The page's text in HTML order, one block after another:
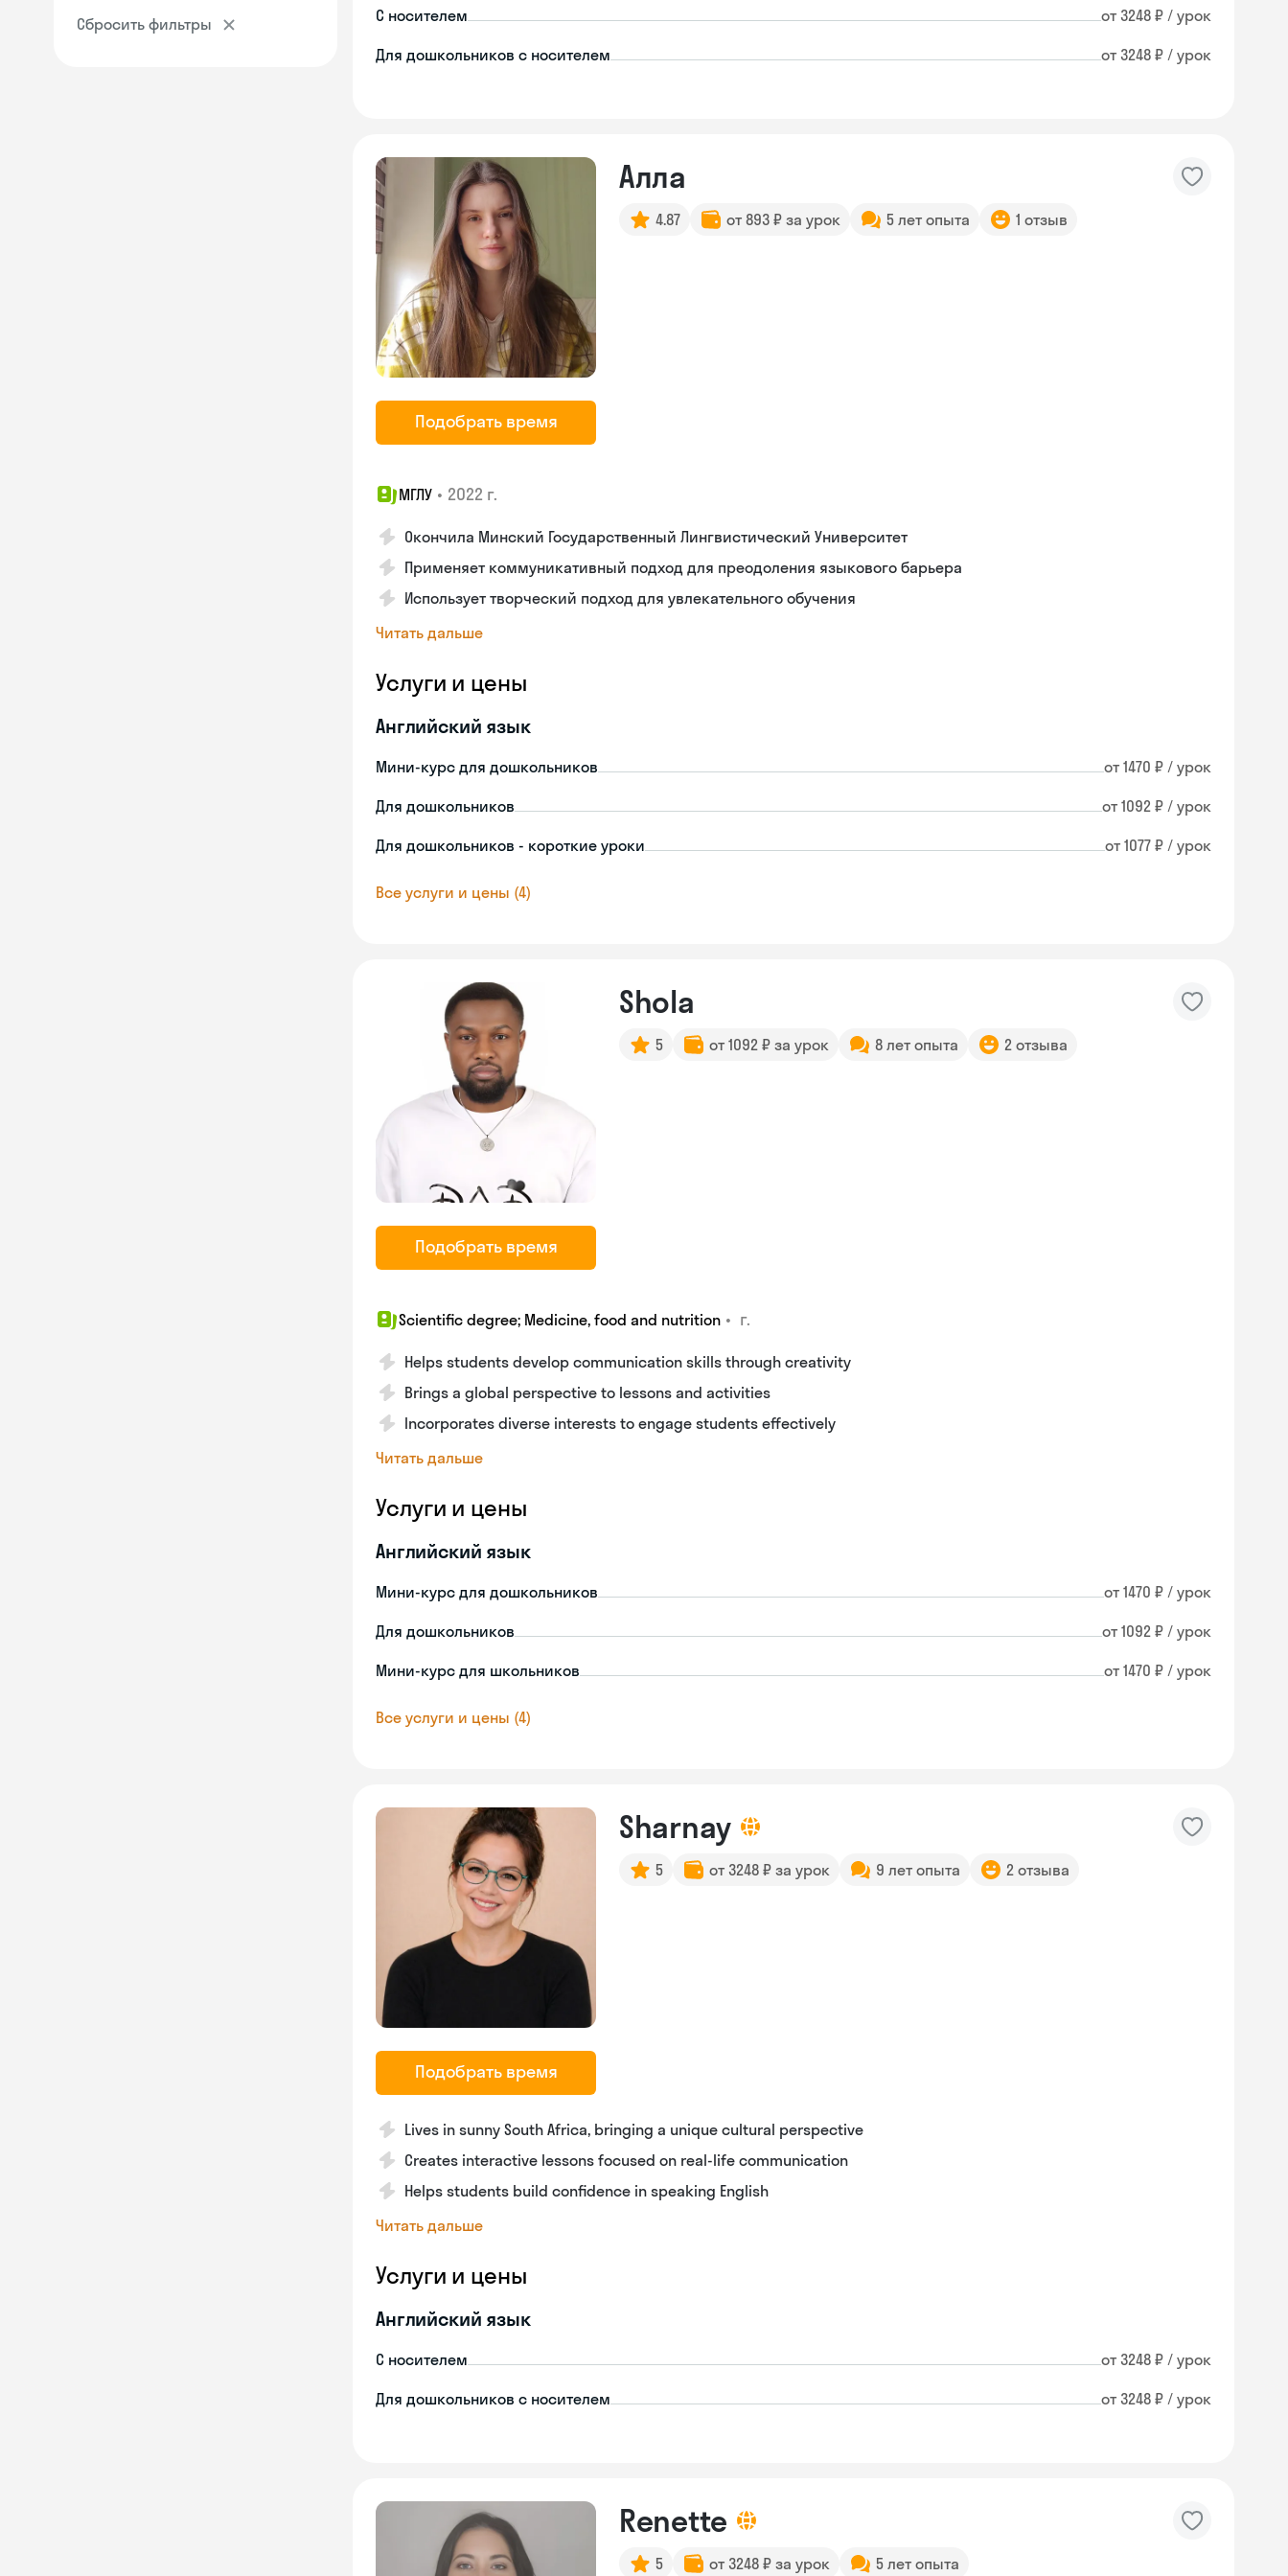
Сбросить фильтры С носителем от 3248 ₽ / урок
Для дошкольников с носителем от 3248 ₽ / урок
Подобрать время
Алла
4.87 от 893 ₽ за урок 5 лет опыта 1 отзыв
МГЛУ • 2022 г.
Окончила Минский Государственный Лингвистический Университет
Применяет коммуникативный подход для преодоления языкового барьера
Использует творческий подход для увлекательного обучения
Читать дальше
Услуги и цены
Английский язык
Мини-курс для дошкольников от 1470 ₽ / урок
Для дошкольников от 1092 ₽ / урок
Для дошкольников - короткие уроки от 1077 ₽ / урок
Все услуги и цены (4)
Подобрать время
Shola
5 от 1092 ₽ за урок 8 лет опыта 2 отзыва
Scientific degree; Medicine, food and nutrition • г.
Helps students develop communication skills through creativity
Brings a global perspective to lessons and activities
Incorporates diverse interests to engage students effectively
Читать дальше
Услуги и цены
Английский язык
Мини-курс для дошкольников от 1470 ₽ / урок
Для дошкольников от 1092 ₽ / урок
Мини-курс для школьников от 1470 ₽ / урок
Все услуги и цены (4)
Подобрать время
Sharnay
5 от 3248 ₽ за урок 9 лет опыта 2 отзыва
Lives in sunny South Africa, bringing a unique cultural perspective
Creates interactive lessons focused on real-life communication
Helps students build confidence in speaking English
Читать дальше
Услуги и цены
Английский язык
С носителем от 3248 ₽ / урок
Для дошкольников с носителем от 3248 ₽ / урок
Renette
5 от 3248 ₽ за урок 5 лет опыта
online